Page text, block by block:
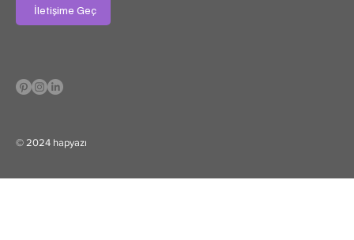
© 2024 hapyazı
İletişime Geç